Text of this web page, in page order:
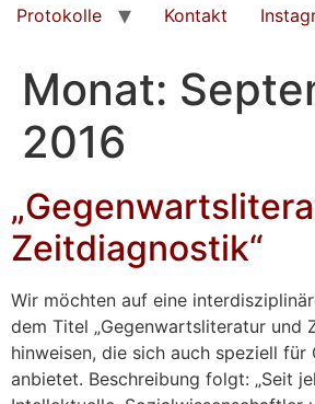
Protokolle
Kontakt
Monat:
2016
Zeitdiagnostik“
Wir möchten auf eine
dem Titel „Gegenwartsliteratur und
hinweisen, die sich auch speziell für
anbietet. Beschreibung folgt: „Seit